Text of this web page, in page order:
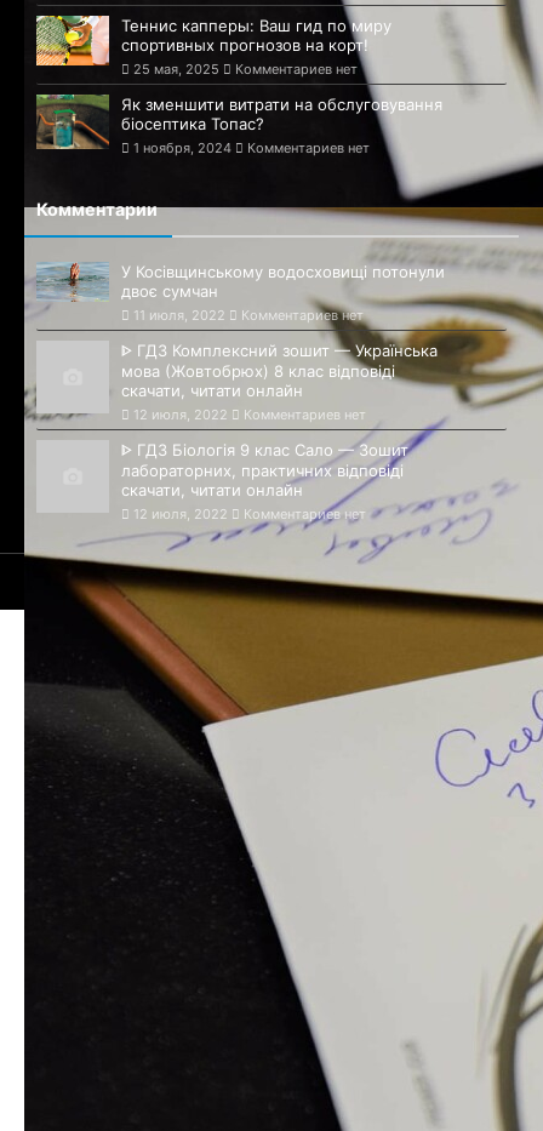
Теннис капперы: Ваш гид по миру
спортивных прогнозов на корт!
25 мая, 2025 Комментариев нет
Як зменшити витрати на обслуговування
біосептика Топас?
1 ноября, 2024 Комментариев нет
Комментарии
У Косівщинському водосховищі потонули
двоє сумчан
11 июля, 2022 Комментариев нет
ᐈ ГДЗ Комплексний зошит — Українська
мова (Жовтобрюх) 8 клас відповіді
скачати, читати онлайн
12 июля, 2022 Комментариев нет
ᐈ ГДЗ Біологія 9 клас Сало — Зошит
лабораторних, практичних відповіді
скачати, читати онлайн
12 июля, 2022 Комментариев нет
© 2020-2025 Сайт Сумм - 1652